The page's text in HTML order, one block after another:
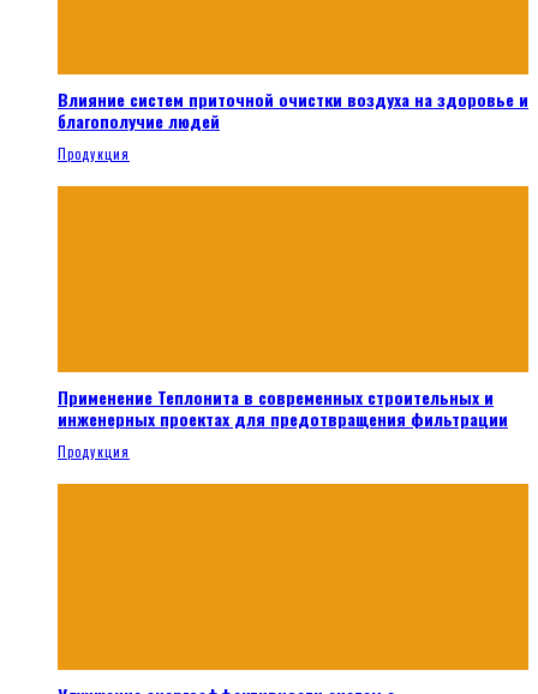
Влияние систем приточной очистки воздуха на здоровье и
благополучие людей
Продукция
Применение Теплонита в современных строительных и
инженерных проектах для предотвращения фильтрации
Продукция